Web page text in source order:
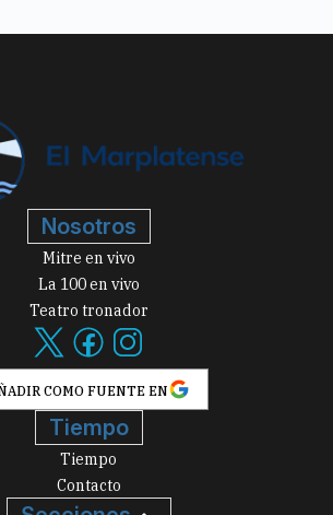
Nosotros
Mitre en vivo
La 100 en vivo
Teatro tronador
COMO FUENTE EN
Tiempo
Tiempo
Contacto